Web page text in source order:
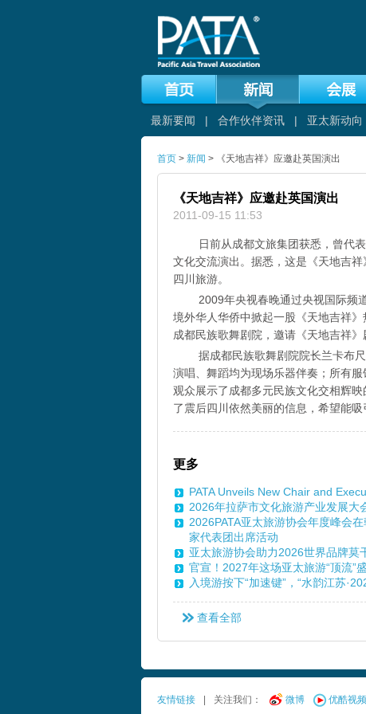
最新要闻 | 合作伙伴资讯 | 亚太新动向
首页 > 新闻 > 《天地吉祥》应邀赴英国演出
《天地吉祥》应邀赴英国演出
2011-09-15 11:53
日前从成都文旅集团获悉，曾代表
文化交流演出。据悉，这是《天地吉
四川旅游。
2009年央视春晚通过央视国际频道
境外华人华侨中掀起一股《天地吉祥
成都民族歌舞剧院，邀请《天地吉祥》
据成都民族歌舞剧院院长兰卡布尺
演唱、舞蹈均为现场乐器伴奏；所有
观众展示了成都多元民族文化交相辉
了震后四川依然美丽的信息，希望能吸
更多
PATA Unveils New Chair and
2026年拉萨市文化旅游产业发展大
2026PATA亚太旅游协会年度峰会
家代表团出席活动
亚太旅游协会助力2026世界品牌莫
官宣！2027年这场亚太旅游“顶流”
入境游按下“加速键”，“水韵江苏
查看全部
友情链接 关注我们： 微博 优酷视频